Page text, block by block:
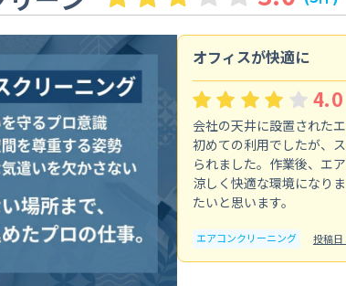
オフィスが快適に
4.0
会社の天井に設置された
初めての利用でしたが、
られました。作業後、エ
涼しく快適な環境になり
たいと思います。
エアコンクリーニング 投稿